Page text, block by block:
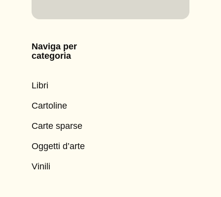
Naviga per
categoria
Libri
Cartoline
Carte sparse
Oggetti d’arte
Vinili